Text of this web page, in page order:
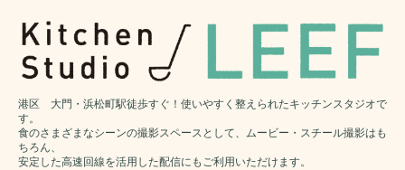
港区 大門・浜松町駅徒歩すぐ！使いやすく整えられたキッチンスタジオで
す。
食のさまざまなシーンの撮影スペースとして、ムービー・スチール撮影はも
ちろん、
安定した高速回線を活用した配信にもご利用いただけます。